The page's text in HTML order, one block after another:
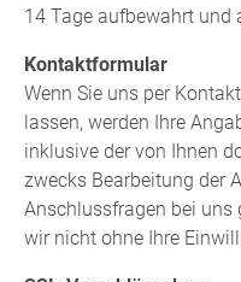
14 Tage aufbewahrt und
Kontaktformular
Wenn Sie uns per
lassen, werden Ihre
inklusive der von Ihnen
zwecks Bearbeitung der
Anschlussfragen bei uns
wir nicht ohne Ihre